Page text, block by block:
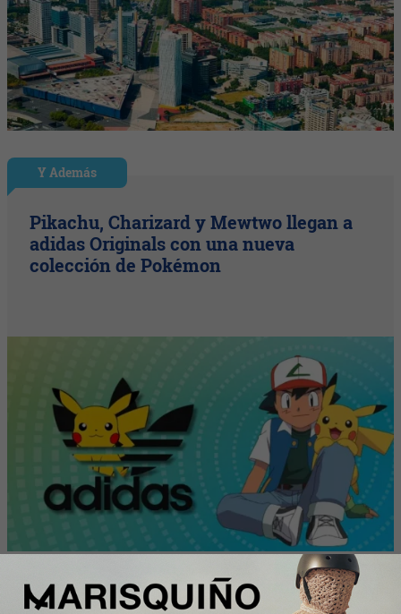
Y Además
Pikachu, Charizard y Mewtwo llegan a
adidas Originals con una nueva
colección de Pokémon
InfoStartUps